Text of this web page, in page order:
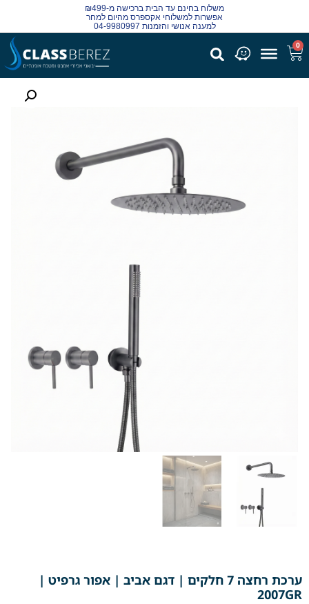
משלוח בחינם עד הבית ברכישה מ-₪499
אפשרות למשלוחי אקספרס מהיום למחר
למענה אנושי והזמנות 04-9980997
0
ערכת רחצה 7 חלקים | דגם אביב | אפור גרפיט |
2007GR